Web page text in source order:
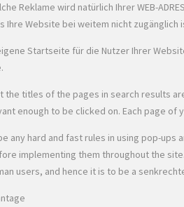
Reklame wird natürlich Ihrer WEB-
Ihre Website bei weitem nicht
Startseite für die Nutzer Ihrer
the titles of the pages in search results
enough to be clicked on. Each page
any hard and fast rules in using pop-
implementing them throughout the
users, and hence it is to be a